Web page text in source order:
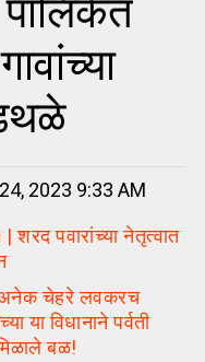
2023 9:33 AM
पवारांच्या नेतृत्वात
चेहरे लवकरच
या विधानाने पर्वती
बळ!